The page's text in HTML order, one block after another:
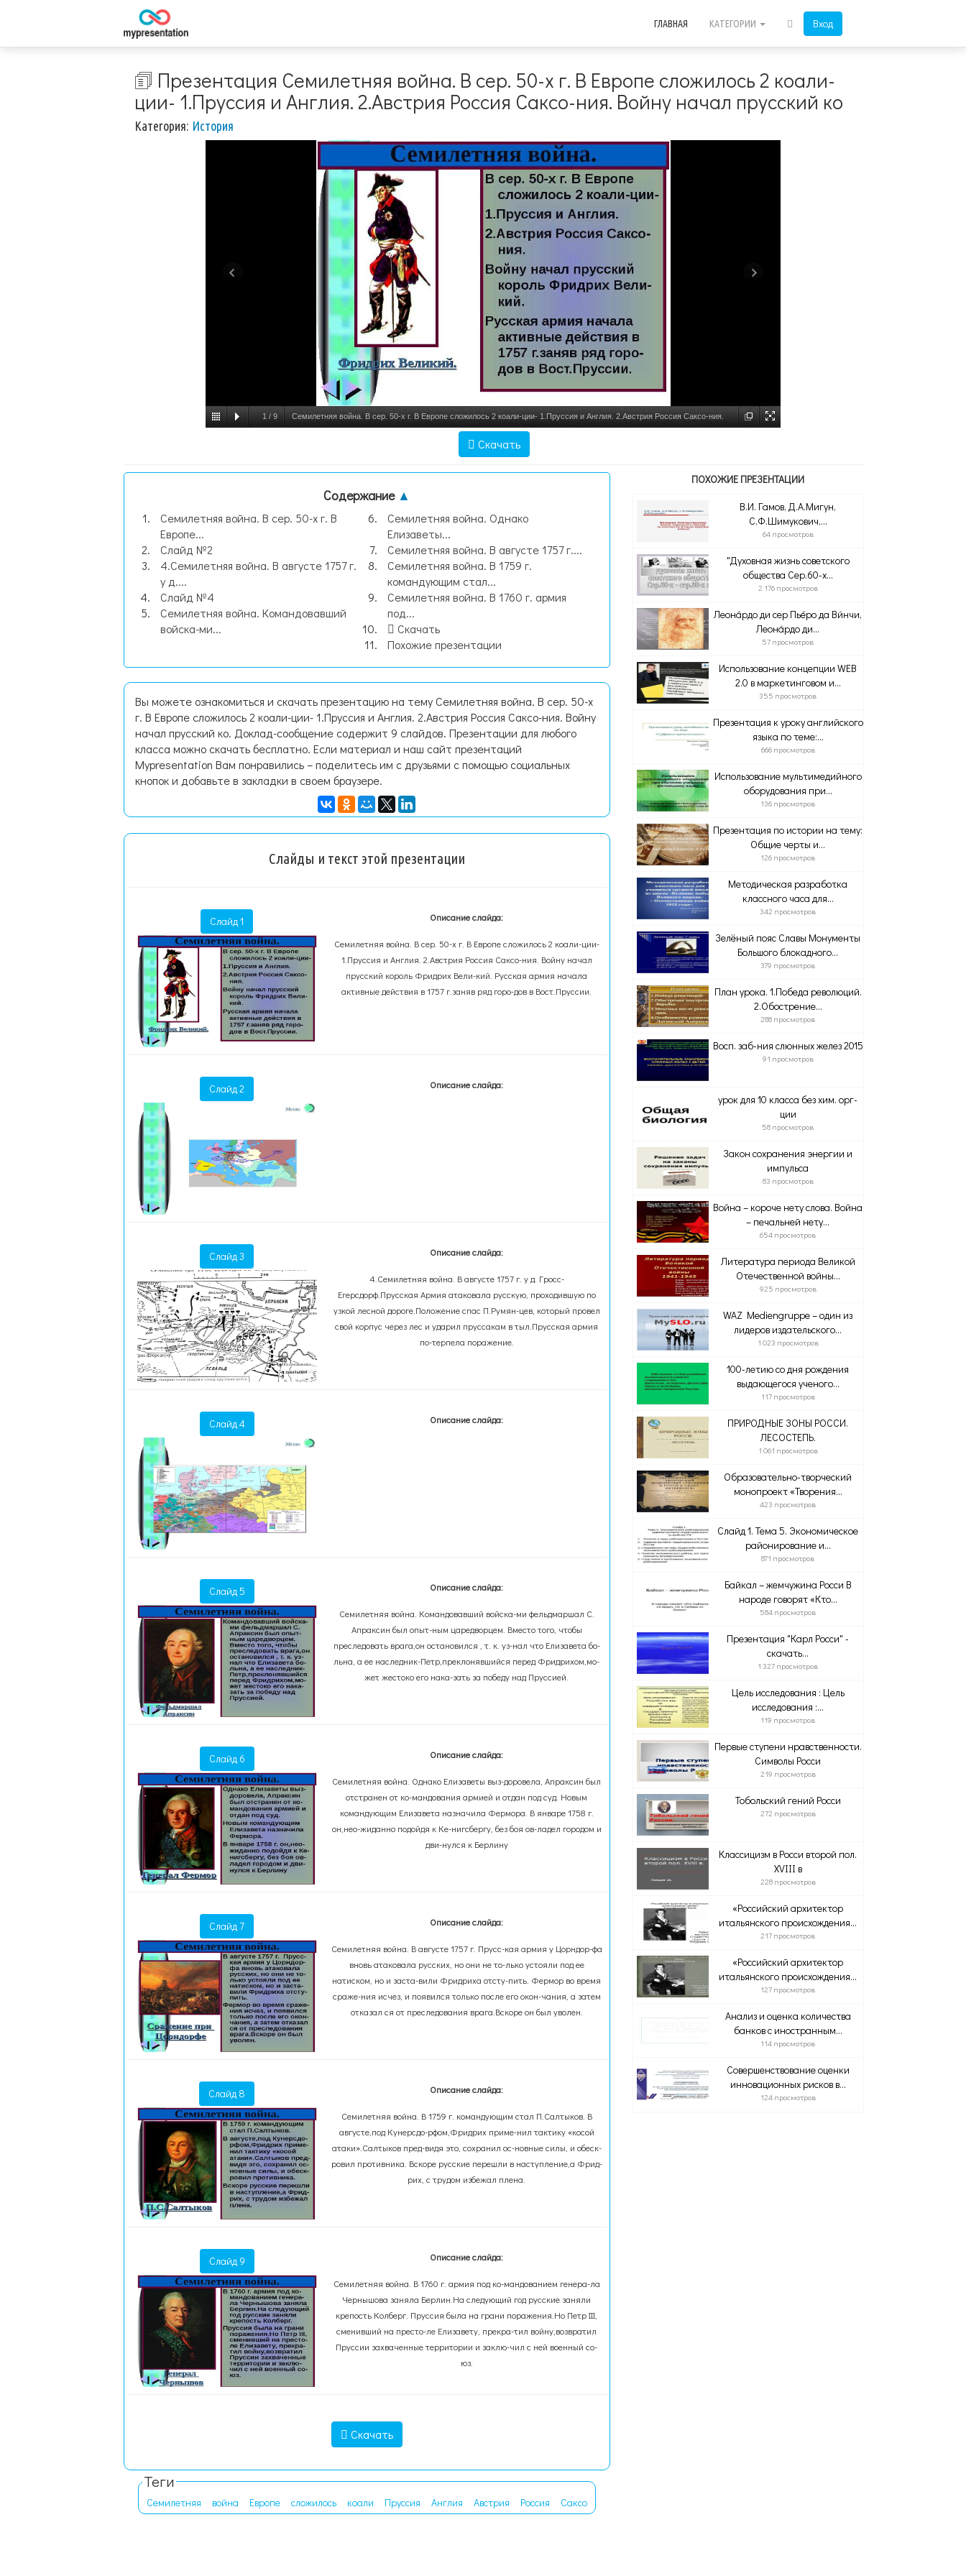
Вход
ГЛАВНАЯ КАТЕГОРИИ
🗊 Презентация Семилетняя война. В сер. 50-х г. В Европе сложилось 2 коали-
ции- 1.Пруссия и Англия. 2.Австрия Россия Саксо-ния. Войну начал прусский ко
Категория: История
1 / 9 Семилетняя война. В сер. 50-х г. В Европе сложилось 2 коали-ции- 1.Пруссия и Англия. 2.Австрия Россия Саксо-ния.
Скачать
Содержание ▲
Семилетняя война. В сер. 50-х г. В
Европе...
Слайд №2
4.Семилетняя война. В августе 1757 г.
у д....
Слайд №4
Семилетняя война. Командовавший
войска-ми...
Семилетняя война. Однако
Елизаветы...
Семилетняя война. В августе 1757 г....
Семилетняя война. В 1759 г.
командующим стал...
Семилетняя война. В 1760 г. армия
под...
Скачать
Похожие презентации
Вы можете ознакомиться и скачать презентацию на тему Семилетняя война. В сер. 50-х
г. В Европе сложилось 2 коали-ции- 1.Пруссия и Англия. 2.Австрия Россия Саксо-ния. Войну
начал прусский ко. Доклад-сообщение содержит 9 слайдов. Презентации для любого
класса можно скачать бесплатно. Если материал и наш сайт презентаций
Mypresentation Вам понравились – поделитесь им с друзьями с помощью социальных
кнопок и добавьте в закладки в своем браузере.
Слайды и текст этой презентации
Слайд 1 Описание слайда:
Семилетняя война. В сер. 50-х г. В Европе сложилось 2 коали-ции-
1.Пруссия и Англия. 2.Австрия Россия Саксо-ния. Войну начал
прусский король Фридрих Вели-кий. Русская армия начала
активные действия в 1757 г.заняв ряд горо-дов в Вост.Пруссии.
Слайд 2 Описание слайда:
Слайд 3 Описание слайда:
4.Семилетняя война. В августе 1757 г. у д. Гросс-
Егерсдорф.Прусская Армия атаковала русскую, проходившую по
узкой лесной дороге.Положение спас П.Румян-цев, который провел
свой корпус через лес и ударил пруссакам в тыл.Прусская армия
по-терпела поражение.
Слайд 4 Описание слайда:
Слайд 5 Описание слайда:
Семилетняя война. Командовавший войска-ми фельдмаршал С.
Апраксин был опыт-ным царедворцем. Вместо того, чтобы
преследовать врага,он остановился , т. к. уз-нал что Елизавета бо-
льна, а ее наследник-Петр,преклонявшийся перед Фридрихом,мо-
жет жестоко его нака-зать за победу над Пруссией.
Слайд 6 Описание слайда:
Семилетняя война. Однако Елизаветы выз-доровела, Апраксин был
отстранен от ко-мандования армией и отдан под суд. Новым
командующим Елизавета назначила Фермора. В январе 1758 г.
он,нео-жиданно подойдя к Ке-нигсбергу, без боя ов-ладел городом и
дви-нулся к Берлину
Слайд 7 Описание слайда:
Семилетняя война. В августе 1757 г. Прусс-кая армия у Цорндор-фа
вновь атаковала русских, но они не то-лько устояли под ее
натиском, но и заста-вили Фридриха отсту-пить. Фермор во время
сраже-ния исчез, и появился только после его окон-чания, а затем
отказал ся от преследования врага.Вскоре он был уволен.
Слайд 8 Описание слайда:
Семилетняя война. В 1759 г. командующим стал П.Салтыков. В
августе,под Кунерсдо-рфом,Фридрих приме-нил тактику «косой
атаки».Салтыков пред-видя это, сохранил ос-новные силы, и обеск-
ровил противника. Вскоре русские перешли в наступление,а Фрид-
рих, с трудом избежал плена.
Слайд 9 Описание слайда:
Семилетняя война. В 1760 г. армия под ко-мандованием генера-ла
Чернышова заняла Берлин.На следующий год русские заняли
крепость Колберг. Пруссия была на грани поражения.Но Петр III,
сменивший на престо-ле Елизавету, прекра-тил войну,возвратил
Пруссии захваченные территории и заклю-чил с ней военный со-
юз.
Скачать
Теги
Семилетняя война Европе сложилось коали Пруссия Англия Австрия Россия Саксо
ПОХОЖИЕ ПРЕЗЕНТАЦИИ
В.И. Гамов, Д.А.Мигун,
С.Ф.Шимукович,...
64 просмотров
"Духовная жизнь советского
общества Сер.60-х...
2 176 просмотров
Леона́рдо ди сер Пье́ро да Ви́нчи,
Леона́рдо ди...
57 просмотров
Использование концепции WEB
2.0 в маркетинговом и...
355 просмотров
Презентация к уроку английского
языка по теме:...
666 просмотров
Использование мультимедийного
оборудования при...
136 просмотров
Презентация по истории на тему:
Общие черты и...
126 просмотров
Методическая разработка
классного часа для...
342 просмотров
Зелёный пояс Славы Монументы
Большого блокадного...
379 просмотров
План урока. 1.Победа революций.
2.Обострение...
288 просмотров
Восп. заб-ния слюнных желез 2015
91 просмотров
урок для 10 класса без хим. орг-
ции
58 просмотров
Закон сохра­не­ния энергии и
импульса
83 просмотров
Война – короче нету слова. Война
– печальней нету...
654 просмотров
Литература периода Великой
Отечественной войны...
925 просмотров
WAZ Mediengruppe – один из
лидеров издательского...
1 023 просмотров
100-летию со дня рождения
выдающегося ученого...
117 просмотров
ПРИРОДНЫЕ ЗОНЫ РОССИ.
ЛЕСОСТЕПЬ.
1 061 просмотров
Образовательно-творческий
монопроект «Творения...
423 просмотров
Слайд 1. Тема 5. Экономическое
районирование и...
871 просмотров
Байкал – жемчужина Росси В
народе говорят «Кто...
584 просмотров
Презентация "Карл Росси" -
скачать...
1 327 просмотров
Цель исследования : Цель
исследования :...
119 просмотров
Первые ступени нравственности.
Символы Росси
219 просмотров
Тобольский гений Росси
272 просмотров
Классицизм в Росси второй пол.
XVІІІ в
228 просмотров
«Российский архитектор
итальянского происхождения...
217 просмотров
«Российский архитектор
итальянского происхождения...
127 просмотров
Анализ и оценка количества
банков с иностранным...
114 просмотров
Совершенствование оценки
инновационных рисков в...
124 просмотров